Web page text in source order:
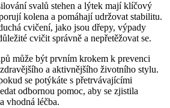
svalů stehen a lýtek mají klíčový
kolena a pomáhají udržovat stabilitu.
cvičení, jako jsou dřepy, výpady
cvičit správně a nepřetěžovat se.
může být prvním krokem k prevenci
a aktivnějšího životního stylu.
se potýkáte s přetrvávajícími
odbornou pomoc, aby se zjistila
vhodná léčba.